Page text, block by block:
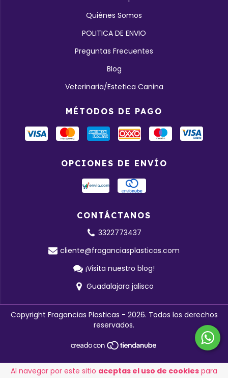
Al navegar por este sitio aceptas el uso de cookies para
Quiénes Somos
POLITICA DE ENVIO
Preguntas Frecuentes
Blog
Veterinaria/Estetica Canina
MÉTODOS DE PAGO
OPCIONES DE ENVÍO
CONTÁCTANOS
3322773437
cliente@fraganciasplasticas.com
¡Visita nuestro blog!
Guadalajara jalisco
Copyright Fragancias Plasticas - 2026. Todos los derechos
reservados.